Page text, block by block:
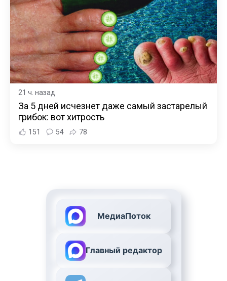
21 ч. назад
За 5 дней исчезнет даже самый застарелый
грибок: вот хитрость
151 54 78
МедиаПоток
Главный редактор